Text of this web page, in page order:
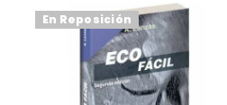
En Reposición